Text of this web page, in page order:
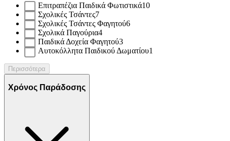
Επιτραπέζια Παιδικά Φωτιστικά10
Σχολικές Τσάντες7
Σχολικές Τσάντες Φαγητού6
Σχολικά Παγούρια4
Παιδικά Δοχεία Φαγητού3
Αυτοκόλλητα Παιδικού Δωματίου1
Περισσότερα
Χρόνος Παράδοσης